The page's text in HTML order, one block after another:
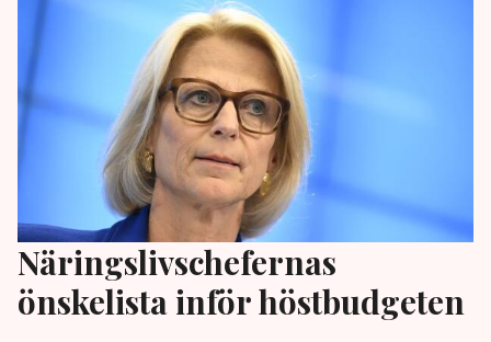
Näringslivschefernas
önskelista inför höstbudgeten